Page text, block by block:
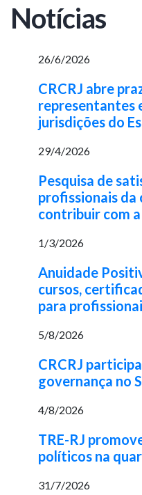
Notícias
26/6/2026
CRCRJ abre
representantes
jurisdições do
29/4/2026
Pesquisa de
profissionais da
contribuir com
1/3/2026
Anuidade
cursos,
para
5/8/2026
CRCRJ
governança no
4/8/2026
TRE-RJ
políticos na
31/7/2026